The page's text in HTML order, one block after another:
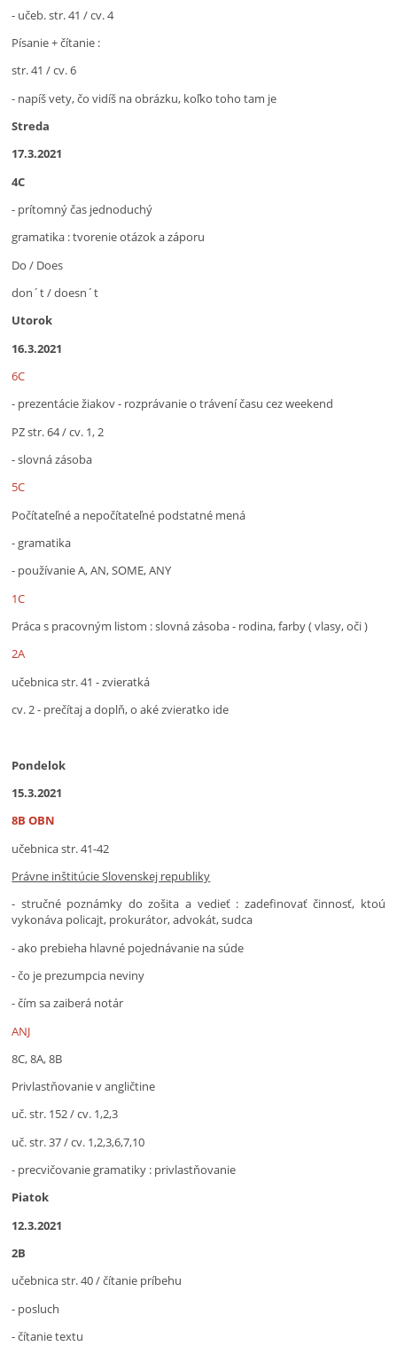
- učeb. str. 41 / cv. 4
Písanie + čítanie :
str. 41 / cv. 6
- napíš vety, čo vidíš na obrázku, koľko toho tam je
Streda
17.3.2021
4C
- prítomný čas jednoduchý
gramatika : tvorenie otázok a záporu
Do / Does
don´t / doesn´t
Utorok
16.3.2021
6C
- prezentácie žiakov - rozprávanie o trávení času cez weekend
PZ str. 64 / cv. 1, 2
- slovná zásoba
5C
Počítateľné a nepočítateľné podstatné mená
- gramatika
- používanie A, AN, SOME, ANY
1C
Práca s pracovným listom : slovná zásoba - rodina, farby ( vlasy, oči )
2A
učebnica str. 41 - zvieratká
cv. 2 - prečítaj a doplň, o aké zvieratko ide
Pondelok
15.3.2021
8B OBN
učebnica str. 41-42
Právne inštitúcie Slovenskej republiky
- stručné poznámky do zošita a vedieť : zadefinovať činnosť, ktoú
vykonáva policajt, prokurátor, advokát, sudca
- ako prebieha hlavné pojednávanie na súde
- čo je prezumpcia neviny
- čím sa zaiberá notár
ANJ
8C, 8A, 8B
Privlastňovanie v angličtine
uč. str. 152 / cv. 1,2,3
uč. str. 37 / cv. 1,2,3,6,7,10
- precvičovanie gramatiky : privlastňovanie
Piatok
12.3.2021
2B
učebnica str. 40 / čítanie príbehu
- posluch
- čítanie textu